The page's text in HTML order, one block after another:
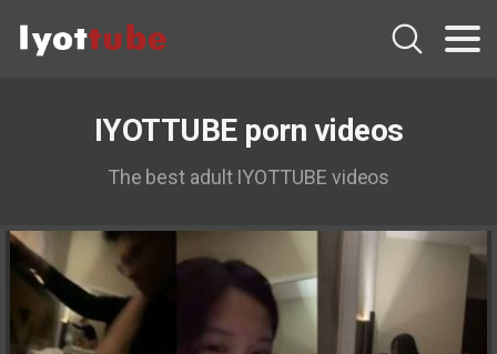
IYOTTUBE porn videos
The best adult IYOTTUBE videos